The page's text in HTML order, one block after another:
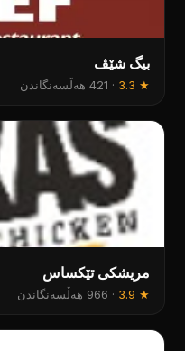
بیگ شێڤ
★
3.3
· 421 هەڵسەنگاندن
مريشكى تێكساس
★
3.9
· 966 هەڵسەنگاندن